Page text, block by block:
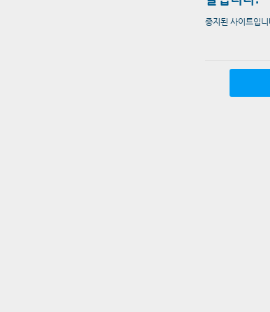
중지된 사이트입니